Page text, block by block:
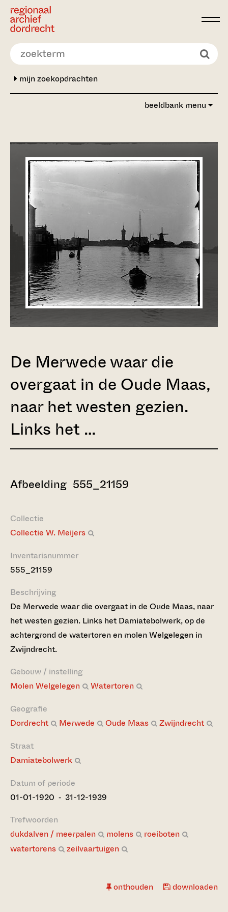
Ga direct naar de inhoud
mijn zoekopdrachten
beeldbank menu
De Merwede waar die
overgaat in de Oude Maas,
naar het westen gezien.
Links het …
Afbeelding 555_21159
Collectie
Collectie W. Meijers
Inventarisnummer
555_21159
Beschrijving
De Merwede waar die overgaat in de Oude Maas, naar
het westen gezien. Links het Damiatebolwerk, op de
achtergrond de watertoren en molen Welgelegen in
Zwijndrecht.
Gebouw / instelling
Molen Welgelegen
Watertoren
Geografie
Dordrecht
Merwede Oude Maas
Zwijndrecht
Straat
Damiatebolwerk
Datum of periode
01-01-1920 ‐ 31-12-1939
Trefwoorden
dukdalven / meerpalen
molens
roeiboten
watertorens
zeilvaartuigen
onthouden downloaden